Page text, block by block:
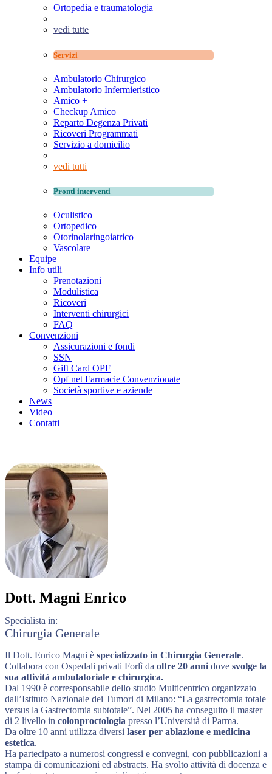
Ortopedia e traumatologia
vedi tutte
Servizi
Ambulatorio Chirurgico
Ambulatorio Infermieristico
Amico +
Checkup Amico
Reparto Degenza Privati
Ricoveri Programmati
Servizio a domicilio
vedi tutti
Pronti interventi
Oculistico
Ortopedico
Otorinolaringoiatrico
Vascolare
Equipe
Info utili
Prenotazioni
Modulistica
Ricoveri
Interventi chirurgici
FAQ
Convenzioni
Assicurazioni e fondi
SSN
Gift Card OPF
Opf net Farmacie Convenzionate
Società sportive e aziende
News
Video
Contatti
Dott. Magni Enrico
Specialista in:
Chirurgia Generale
Il Dott. Enrico Magni è specializzato in Chirurgia Generale.
Collabora con Ospedali privati Forlì da oltre 20 anni dove svolge la
sua attività ambulatoriale e chirurgica.
Dal 1990 è corresponsabile dello studio Multicentrico organizzato
dall’Istituto Nazionale dei Tumori di Milano: “La gastrectomia totale
versus la Gastrectomia subtotale”. Nel 2005 ha conseguito il master
di 2 livello in colonproctologia presso l’Università di Parma.
Da oltre 10 anni utilizza diversi laser per ablazione e medicina
estetica.
Ha partecipato a numerosi congressi e convegni, con pubblicazioni a
stampa di comunicazioni ed abstracts. Ha svolto attività di docenza e